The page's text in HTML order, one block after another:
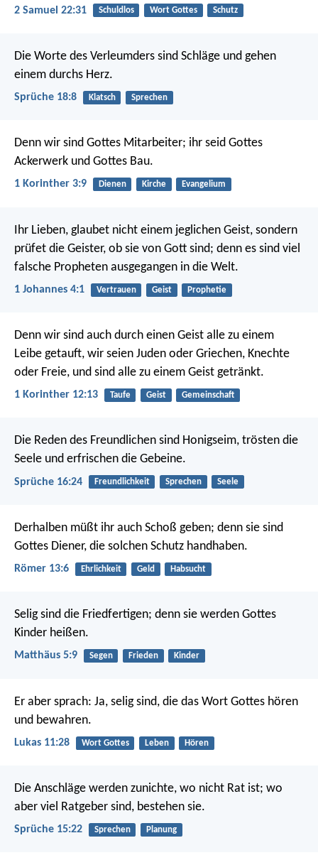
2 Samuel 22:31 Schuldlos Wort Gottes Schutz
Die Worte des Verleumders sind Schläge und gehen
einem durchs Herz.
Sprüche 18:8 Klatsch Sprechen
Denn wir sind Gottes Mitarbeiter; ihr seid Gottes
Ackerwerk und Gottes Bau.
1 Korinther 3:9 Dienen Kirche Evangelium
Ihr Lieben, glaubet nicht einem jeglichen Geist, sondern
prüfet die Geister, ob sie von Gott sind; denn es sind viel
falsche Propheten ausgegangen in die Welt.
1 Johannes 4:1 Vertrauen Geist Prophetie
Denn wir sind auch durch einen Geist alle zu einem
Leibe getauft, wir seien Juden oder Griechen, Knechte
oder Freie, und sind alle zu einem Geist getränkt.
1 Korinther 12:13 Taufe Geist Gemeinschaft
Die Reden des Freundlichen sind Honigseim, trösten die
Seele und erfrischen die Gebeine.
Sprüche 16:24 Freundlichkeit Sprechen Seele
Derhalben müßt ihr auch Schoß geben; denn sie sind
Gottes Diener, die solchen Schutz handhaben.
Römer 13:6 Ehrlichkeit Geld Habsucht
Selig sind die Friedfertigen; denn sie werden Gottes
Kinder heißen.
Matthäus 5:9 Segen Frieden Kinder
Er aber sprach: Ja, selig sind, die das Wort Gottes hören
und bewahren.
Lukas 11:28 Wort Gottes Leben Hören
Die Anschläge werden zunichte, wo nicht Rat ist; wo
aber viel Ratgeber sind, bestehen sie.
Sprüche 15:22 Sprechen Planung